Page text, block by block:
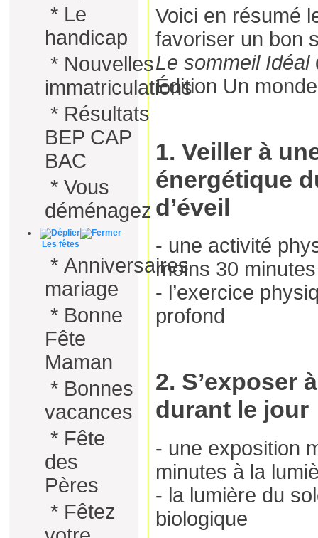
* Le
handicap
* Nouvelles
immatriculations
* Résultats
BEP CAP
BAC
* Vous
déménagez
Les fêtes
* Anniversaires
mariage
* Bonne
Fête
Maman
* Bonnes
vacances
* Fête
des
Pères
* Fêtez
Voici en résumé
favoriser un bon
Le sommeil Idéal
Édition Un
1. Veiller à
énergétique
d’éveil
- une activité
moins 30 minutes
- l’exercice
profond
2. S’exposer
durant le jour
- une exposition
minutes à la
- la lumière du
biologique